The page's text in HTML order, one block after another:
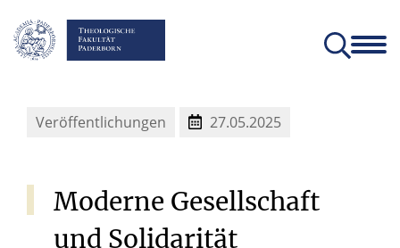
Veröffentlichungen 27.05.2025
Moderne Gesellschaft
und Solidarität